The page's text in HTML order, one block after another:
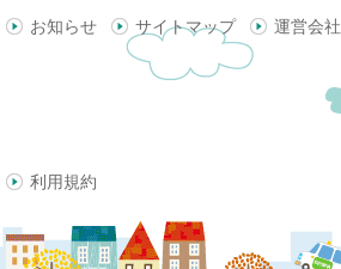
お知らせ サイトマップ 運営会社
利用規約